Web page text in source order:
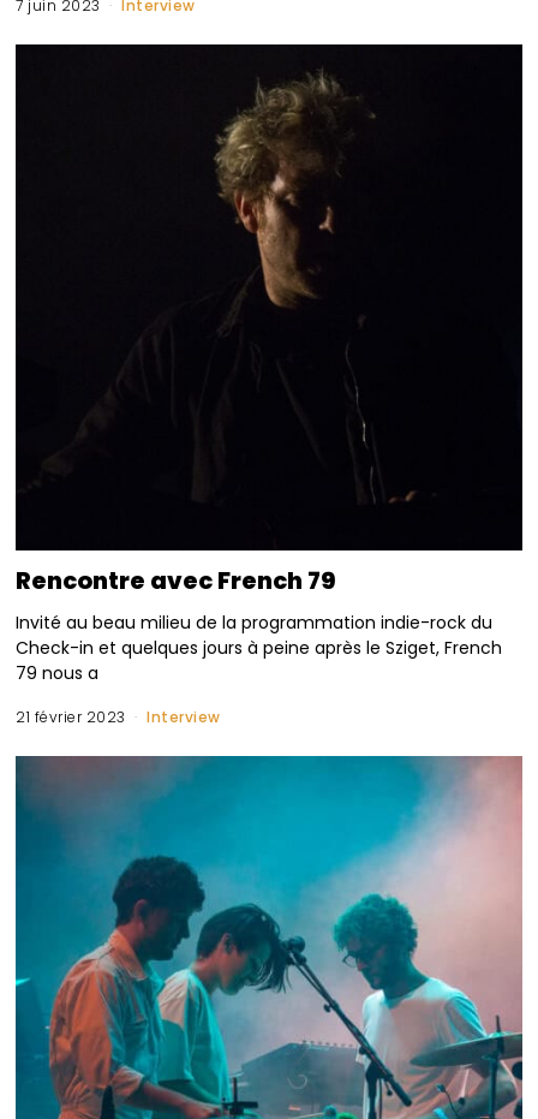
7 juin 2023 Interview
Rencontre avec French 79
Invité au beau milieu de la programmation indie-rock du
Check-in et quelques jours à peine après le Sziget, French
79 nous a
21 février 2023 Interview